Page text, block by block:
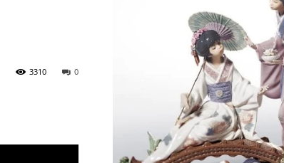
0
3310